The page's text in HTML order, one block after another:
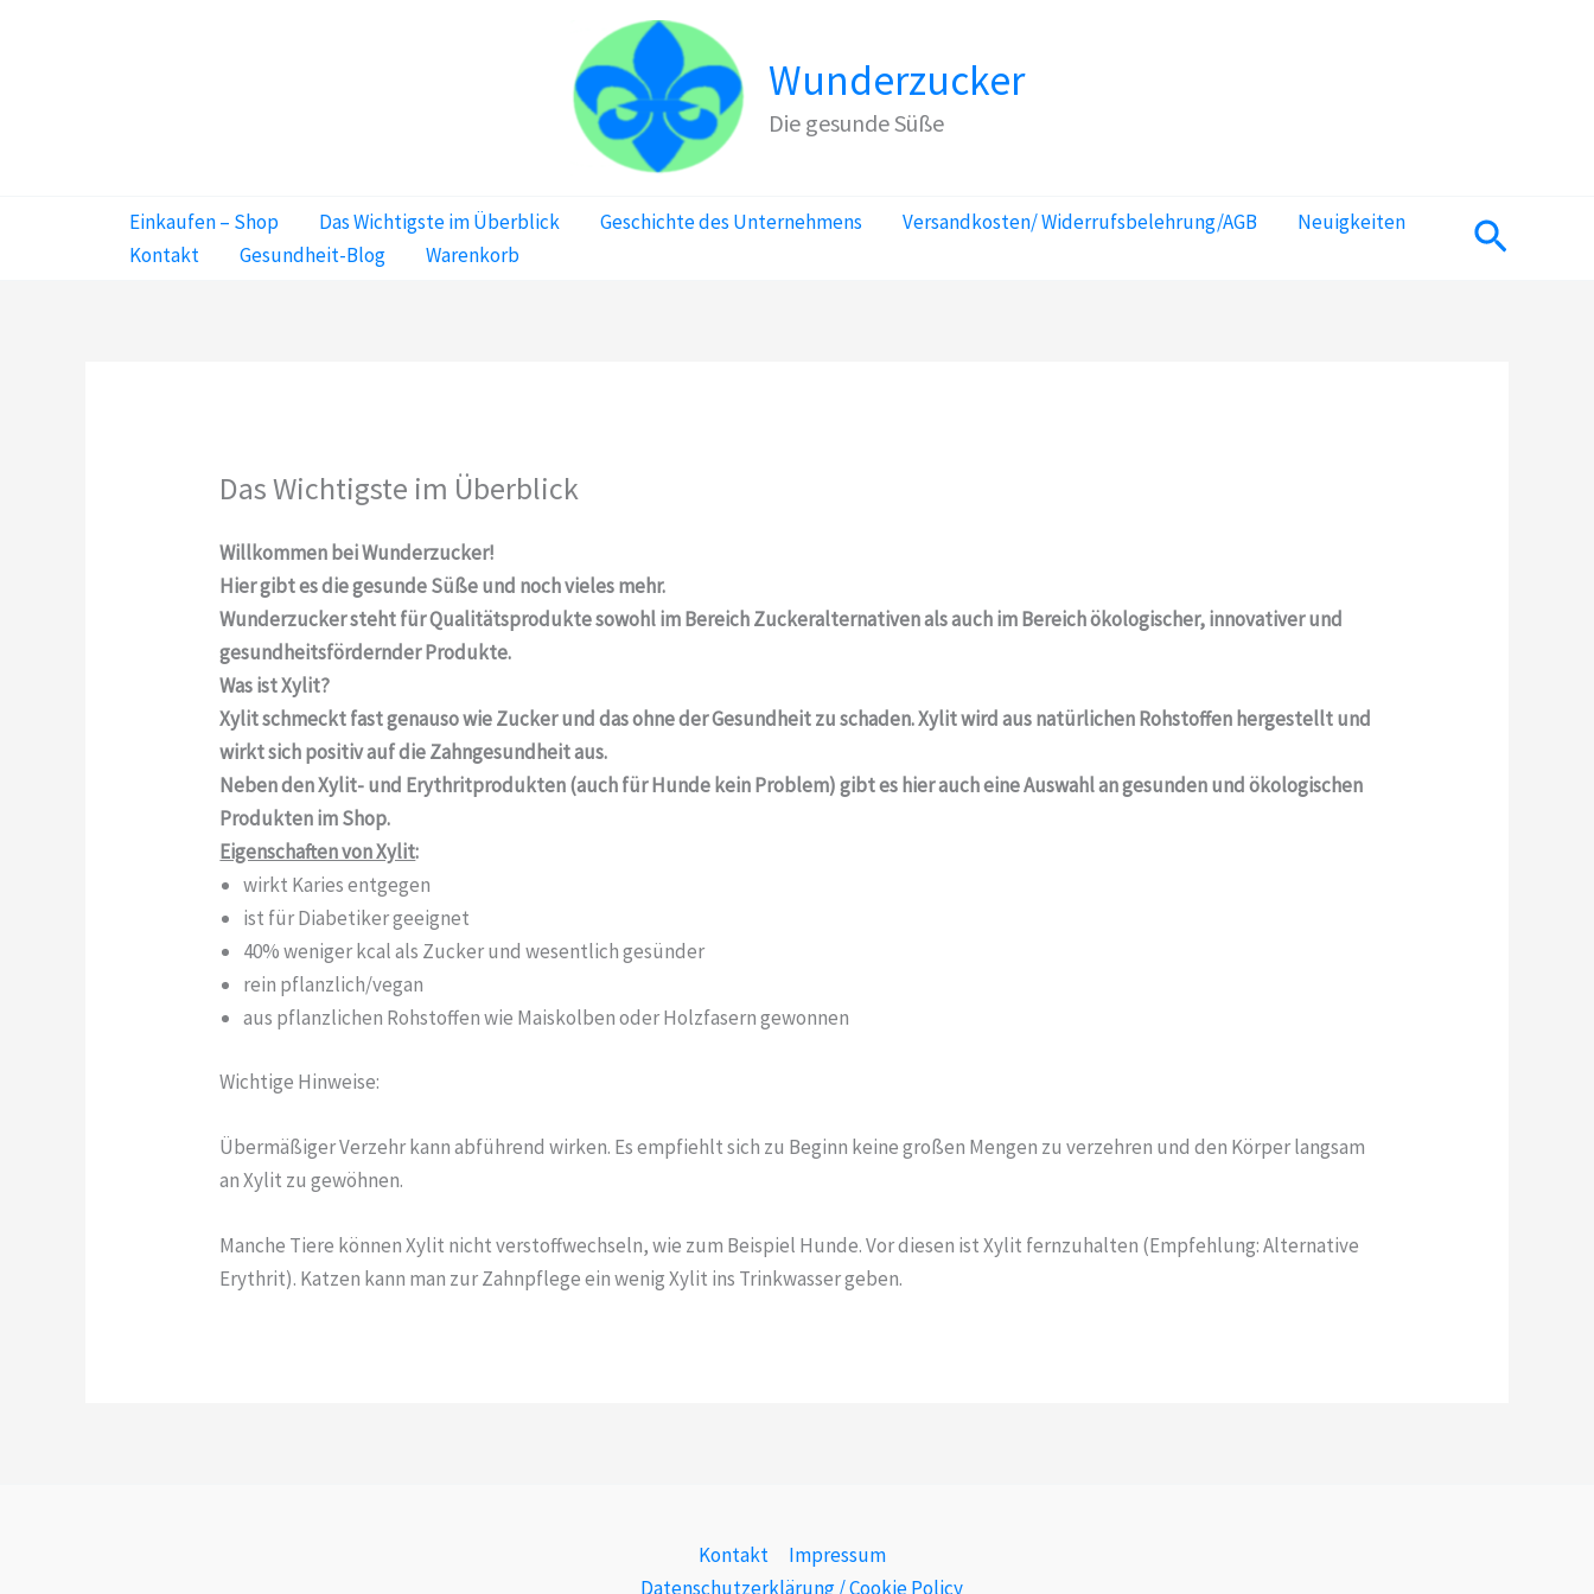
Wunderzucker
Die gesunde Süße
Einkaufen – Shop Das Wichtigste im Überblick Geschichte des Unternehmens Versandkosten/ Widerrufsbelehrung/AGB
Neuigkeiten
Kontakt
Gesundheit-Blog Warenkorb Suchen
Das Wichtigste im Überblick
Willkommen bei Wunderzucker!
Hier gibt es die gesunde Süße und noch vieles mehr.
Wunderzucker steht für Qualitätsprodukte sowohl im Bereich Zuckeralternativen als auch im Bereich ökologischer, innovativer und
gesundheitsfördernder Produkte.
Was ist Xylit?
Xylit schmeckt fast genauso wie Zucker und das ohne der Gesundheit zu schaden. Xylit wird aus natürlichen Rohstoffen hergestellt und
wirkt sich positiv auf die Zahngesundheit aus.
Neben den Xylit- und Erythritprodukten (auch für Hunde kein Problem) gibt es hier auch eine Auswahl an gesunden und ökologischen
Produkten im Shop.
Eigenschaften von Xylit:
wirkt Karies entgegen
ist für Diabetiker geeignet
40% weniger kcal als Zucker und wesentlich gesünder
rein pflanzlich/vegan
aus pflanzlichen Rohstoffen wie Maiskolben oder Holzfasern gewonnen
Wichtige Hinweise:
Übermäßiger Verzehr kann abführend wirken. Es empfiehlt sich zu Beginn keine großen Mengen zu verzehren und den Körper langsam
an Xylit zu gewöhnen.
Manche Tiere können Xylit nicht verstoffwechseln, wie zum Beispiel Hunde. Vor diesen ist Xylit fernzuhalten (Empfehlung: Alternative
Erythrit). Katzen kann man zur Zahnpflege ein wenig Xylit ins Trinkwasser geben.
Kontakt
Impressum
Datenschutzerklärung / Cookie Policy